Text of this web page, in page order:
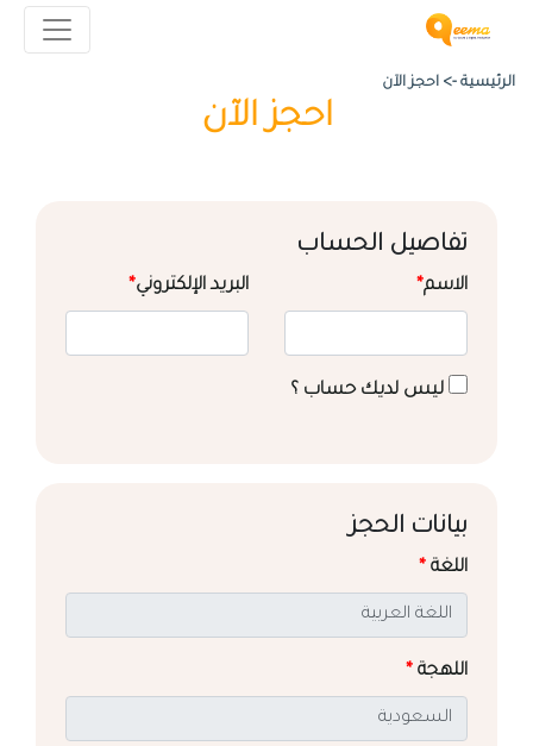
الرئيسية -> احجز الآن
احجز الآن
تفاصيل الحساب
الاسم* البريد الإلكتروني*
ليس لديك حساب ؟
بيانات الحجز
اللغة *
اللهجة *